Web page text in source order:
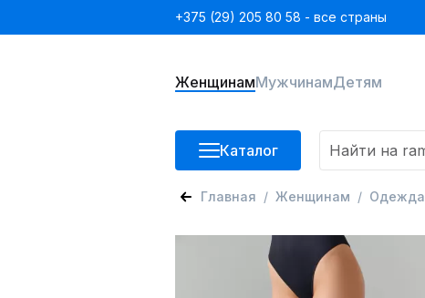
+375 (29) 205 80 58 - все страны
ЖенщинамМужчинамДетям
Каталог
Главная Женщинам Одежда